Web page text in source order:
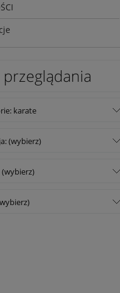
karate
(wybierz)
(wybierz)